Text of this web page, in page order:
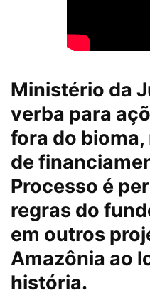
Ministério da
verba para
fora do
de
Processo é
regras do
em outros
Amazônia ao
história.